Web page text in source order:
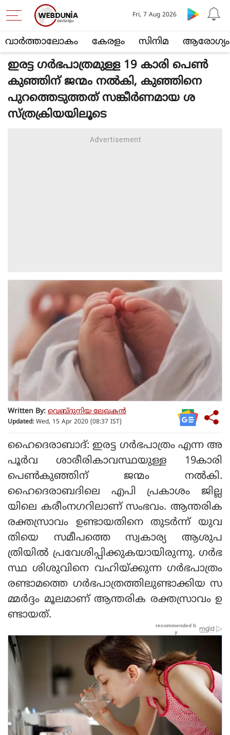
വാര്‍ത്താലോകം കേരളം സിനിമ ആരോഗ്യം
Fri, 7 Aug 2026
ഇരട്ട ഗർഭപാത്രമുള്ള 19 കാരി പെൺ
കുഞ്ഞിന് ജന്മം നൽകി, കുഞ്ഞിനെ
പുറത്തെടുത്തത് സങ്കീർണമായ ശ
സ്ത്രക്രിയയിലൂടെ
Written By: വെബ്ദുനിയ ലേഖകൻ
Updated: Wed, 15 Apr 2020 (08:37 IST)
ഹൈദെരാബാദ്: ഇരട്ട ഗർഭപാത്രം എന്ന അ
പൂർവ ശാരീരികാവസ്ഥയുള്ള 19കാരി
പെൺകുഞ്ഞിന് ജന്മം നൽകി.
ഹൈദെരാബദിലെ എപി പ്രകാശം ജില്ല
യിലെ കരീംനഗറിലാണ് സംഭവം. ആന്തരിക
രക്തസ്രാവം ഉണ്ടായതിനെ തുടർന്ന് യുവ
തിയെ സമീപത്തെ സ്വകാര്യ ആശുപ
ത്രിയിൽ പ്രവേശിപ്പിക്കുകയായിരുന്നു. ഗർഭ
സ്ഥ ശിശുവിനെ വഹിയ്ക്കുന്ന ഗർഭപാത്രം
രണ്ടാമത്തെ ഗർഭപാത്രത്തിലുണ്ടാക്കിയ സ
മ്മർദ്ദം മൂലമാണ് ആന്തരിക രക്തസ്രാവം ഉ
ണ്ടായത്.